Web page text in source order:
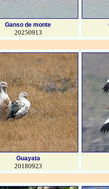
Ganso de monte
20250913
Guayata
20180923